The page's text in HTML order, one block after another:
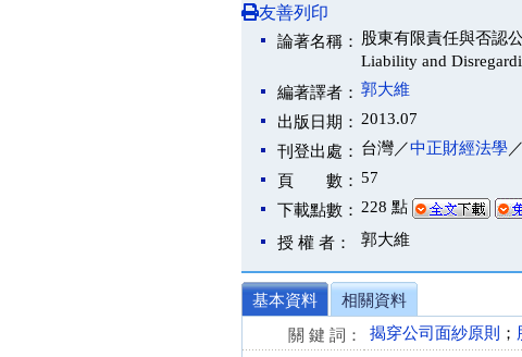
友善列印
論著名稱： 股東有限責任與否認
Liability and
編著譯者： 郭大維
出版日期： 2013.07
刊登出處： 台灣／中正財經法學／
頁 數： 57
下載點數： 228 點
授 權 者：
郭大維
基本資料
相關資料
關 鍵 詞：
揭穿公司面紗原則 ；